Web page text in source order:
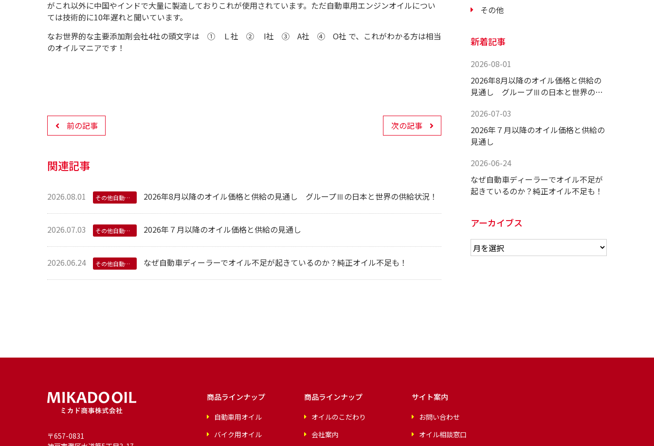
がこれ以外に中国やインドで大量に製造しておりこれが使用されています。ただ自動車用エンジンオイルについ
ては技術的に10年遅れと聞いています。
なお世界的な主要添加剤会社4社の頭文字は ① Ｌ社 ② I社 ③ A社 ④ O社 で、これがわかる方は相当
のオイルマニアです！
前の記事 次の記事
関連記事
2026.08.01 その他自動車用オイル 2026年8月以降のオイル価格と供給の見通し グループⅢの日本と世界の供給状況！
2026.07.03 その他自動車用オイル 2026年７月以降のオイル価格と供給の見通し
2026.06.24 その他自動車用オイル なぜ自動車ディーラーでオイル不足が起きているのか？純正オイル不足も！
その他
新着記事
2026-08-01
2026年8月以降のオイル価格と供給の
見通し グループⅢの日本と世界の供
2026-07-03
2026年７月以降のオイル価格と供給の
見通し
2026-06-24
なぜ自動車ディーラーでオイル不足が
起きているのか？純正オイル不足も！
アーカイブス
〒657-0831
商品ラインナップ
自動車用オイル
バイク用オイル
商品ラインナップ
オイルのこだわり
会社案内
サイト案内
お問い合わせ
オイル相談窓口